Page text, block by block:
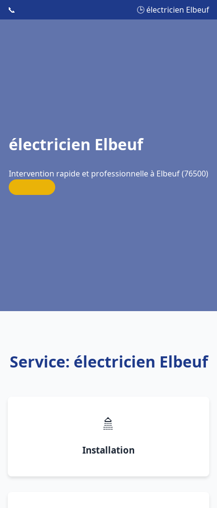
📞 🕒 électricien Elbeuf
électricien Elbeuf
Intervention rapide et professionnelle à Elbeuf (76500)
Service: électricien Elbeuf
🚿
Installation